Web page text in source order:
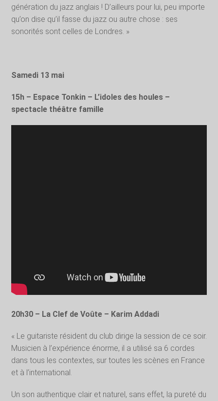
génération du jazz anglais ! D’ailleurs pour lui, peu importe
qu’on dise qu’il fasse du jazz ou autre chose : ses
sonorités sont celles de Londres. »
Samedi 13 mai
15h – Espace Tonkin – L’idoles des houles –
spectacle théâtre famille
20h30 – La Clef de Voûte – Karim Addadi
« Le guitariste résident du club dirige la session de ce soir.
Musicien à l’expérience énorme, il a utilisé sa 6 cordes
dans tous les contextes, sur toutes les scènes en France
et à l’international.
Un son authentique clair et naturel, sans effet, la pureté du